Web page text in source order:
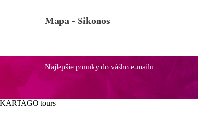
Mapa - Sikonos
Najlepšie ponuky do vášho e-mailu
KARTAGO tours